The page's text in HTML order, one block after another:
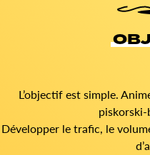
L’objectif est simple.
Développer le trafic, le